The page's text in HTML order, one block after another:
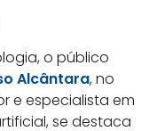
o público
Alcântara, no
e especialista em
se destaca